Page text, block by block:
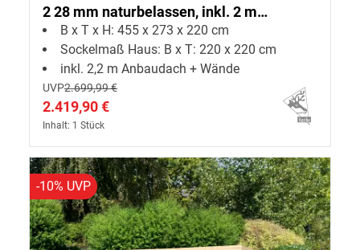
2 28 mm naturbelassen, inkl. 2 m
Anbaudach + Seiten--Rückwand
B x T x H: 455 x 273 x 220 cm
Sockelmaß Haus: B x T: 220 x 220 cm
inkl. 2,2 m Anbaudach + Wände
UVP2.699,99 €
2.419,90 €
Inhalt: 1 Stück
-10% UVP